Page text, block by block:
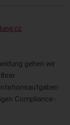
gehen wir
Compliance-